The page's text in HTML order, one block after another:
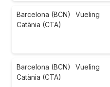
Barcelona (BCN)
Catània (CTA)
Vueling
Barcelona (BCN)
Catània (CTA)
Vueling